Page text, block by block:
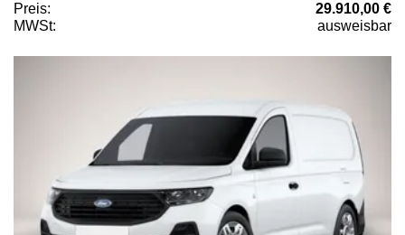
Preis:
29.910,00 €
MWSt:
ausweisbar